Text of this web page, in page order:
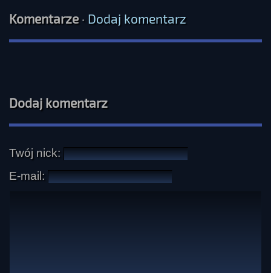
Komentarze· Dodaj komentarz
Dodaj komentarz
Twój nick:
E-mail: